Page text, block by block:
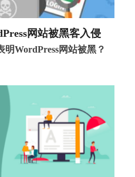
网站被黑客入侵
WordPress网站被黑？